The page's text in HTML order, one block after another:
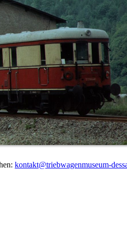
kontakt@triebwagenmuseum-